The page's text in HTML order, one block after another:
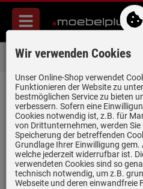
Menü
Über 85.000
zurück
Wir verwenden Cookies
Unser Online-Shop verwendet
Funktionieren der Website zu
bestmöglichen Service zu bieten
verbessern. Sofern eine
Cookies notwendig ist, z.B. für
von Drittunternehmen, werden
Speicherung der betreffenden
Grundlage Ihrer Einwilligung gem.
welche jederzeit widerrufbar ist.
verwendeten Cookies sind so
technisch notwendig, um z.B.
Webseite und deren einwandfreie